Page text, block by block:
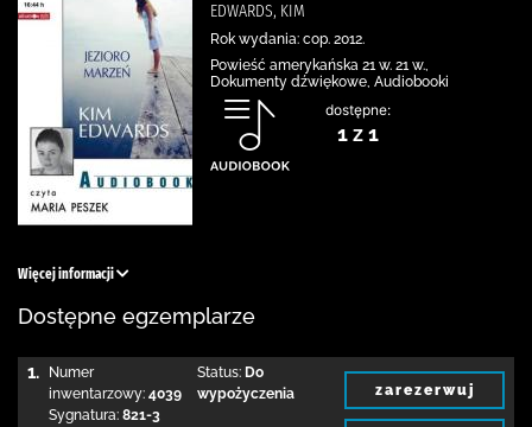
EDWARDS, KIM
Rok wydania: cop. 2012.
Powieść amerykańska 21 w. 21 w.,
Dokumenty dźwiękowe, Audiobooki
dostępne:
1 z 1
Więcej informacji
Dostępne egzemplarze
1.
Numer
inwentarzowy: 4039
Sygnatura: 821-3
Status: Do
wypożyczenia
zarezerwuj